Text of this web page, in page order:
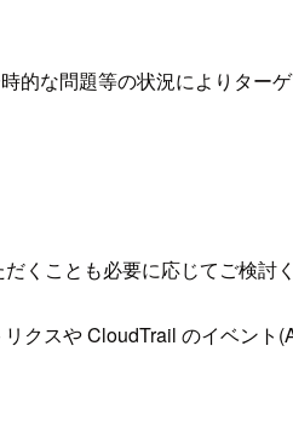
的な問題等の状況によりター
くことも必要に応じてご検討く
クスや CloudTrail のイベント